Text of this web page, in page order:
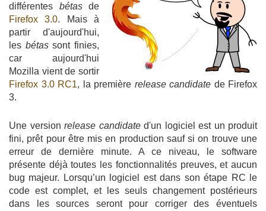
différentes bétasde
Firefox 3.0. Mais à
partir d'aujourd'hui,
les bétassont finies,
car aujourd'hui
Mozilla vient de sortir
Firefox 3.0 RC1, la première release candidate de Firefox
3.
Une version release candidated'un logiciel est un produit
fini, prêt pour être mis en production sauf si on trouve une
erreur de dernière minute. A ce niveau, le software
présente déjà toutes les fonctionnalités preuves, et aucun
bug majeur. Lorsqu’un logiciel est dans son étape RC le
code est complet, et les seuls changement postérieurs
dans les sources seront pour corriger des éventuels